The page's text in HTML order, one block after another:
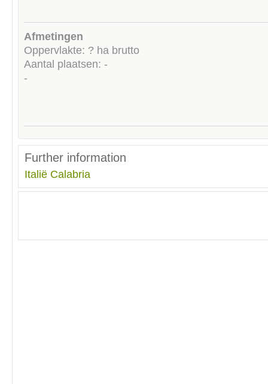
Afmetingen
Oppervlakte: ? ha brutto
Aantal plaatsen: -
-
Further information
Italië Calabria